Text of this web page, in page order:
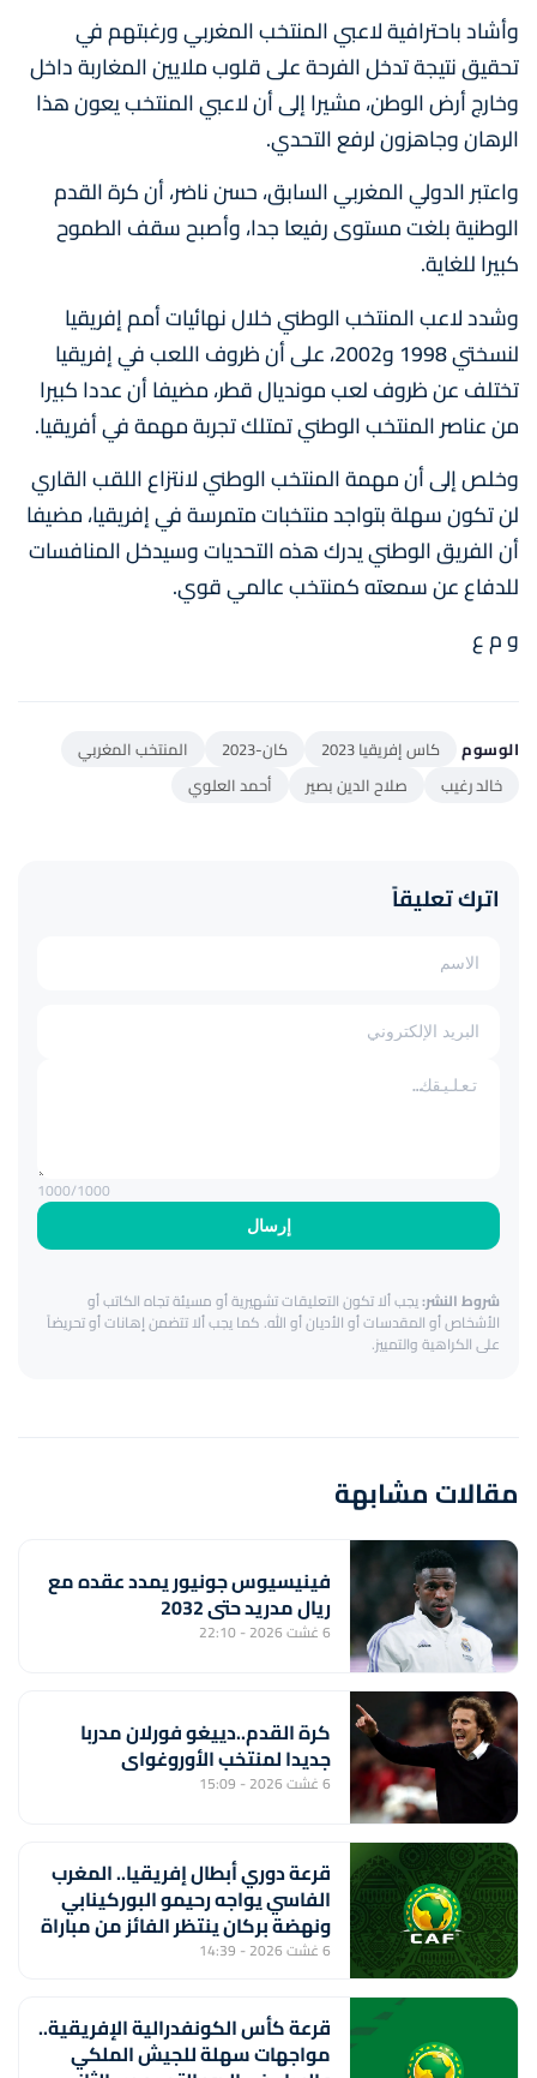
وأشاد باحترافية لاعبي المنتخب المغربي ورغبتهم في
تحقيق نتيجة تدخل الفرحة على قلوب ملايين المغاربة داخل
وخارج أرض الوطن، مشيرا إلى أن لاعبي المنتخب يعون هذا
الرهان وجاهزون لرفع التحدي.
واعتبر الدولي المغربي السابق، حسن ناضر، أن كرة القدم
الوطنية بلغت مستوى رفيعا جدا، وأصبح سقف الطموح
كبيرا للغاية.
وشدد لاعب المنتخب الوطني خلال نهائيات أمم إفريقيا
لنسختي 1998 و2002، على أن ظروف اللعب في إفريقيا
تختلف عن ظروف لعب مونديال قطر، مضيفا أن عددا كبيرا
من عناصر المنتخب الوطني تمتلك تجربة مهمة في أفريقيا.
وخلص إلى أن مهمة المنتخب الوطني لانتزاع اللقب القاري
لن تكون سهلة بتواجد منتخبات متمرسة في إفريقيا، مضيفا
أن الفريق الوطني يدرك هذه التحديات وسيدخل المنافسات
للدفاع عن سمعته كمنتخب عالمي قوي.
و م ع
الوسوم كاس إفريقيا 2023 كان-2023
المنتخب المغربي
خالد رغيب
صلاح الدين بصير أحمد العلوي
اترك تعليقاً
إرسال
1000/1000
شروط النشر:يجب ألا تكون التعليقات تشهيرية أو مسيئة تجاه الكاتب أو
الأشخاص أو المقدسات أو الأديان أو الله. كما يجب ألا تتضمن إهانات أو تحريضاً
على الكراهية والتمييز.
مقالات مشابهة
فينيسيوس جونيور يمدد عقده مع
ريال مدريد حتى 2032
6 غشت 2026 - 22:10
كرة القدم..دييغو فورلان مدربا
جديدا لمنتخب الأوروغواي
6 غشت 2026 - 15:09
قرعة دوري أبطال إفريقيا.. المغرب
الفاسي يواجه رحيمو البوركينابي
ونهضة بركان ينتظر الفائز من مباراة
ستار سبور السيراليوني وميدينا
6 غشت 2026 - 14:39
قرعة كأس الكونفدرالية الإفريقية..
مواجهات سهلة للجيش الملكي